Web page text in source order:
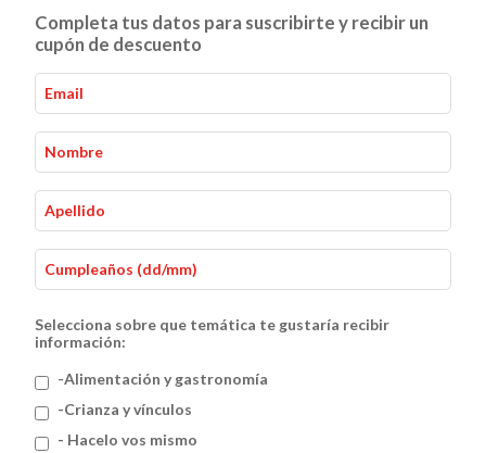
Inicio - Hacelo vos mismo - Arboles
Completa tus datos para suscribirte y recibir un
cupón de descuento
Selecciona sobre que temática te gustaría recibir
información:
-Alimentación y gastronomía
-Crianza y vínculos
- Hacelo vos mismo